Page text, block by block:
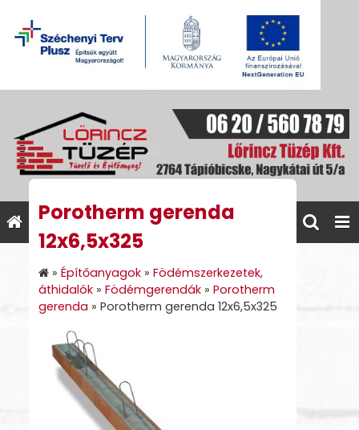
Porotherm gerenda
12x6,5x325
» Építőanyagok » Födémszerkezetek,
áthidalók » Födémgerendák » Porotherm
gerenda » Porotherm gerenda 12x6,5x325